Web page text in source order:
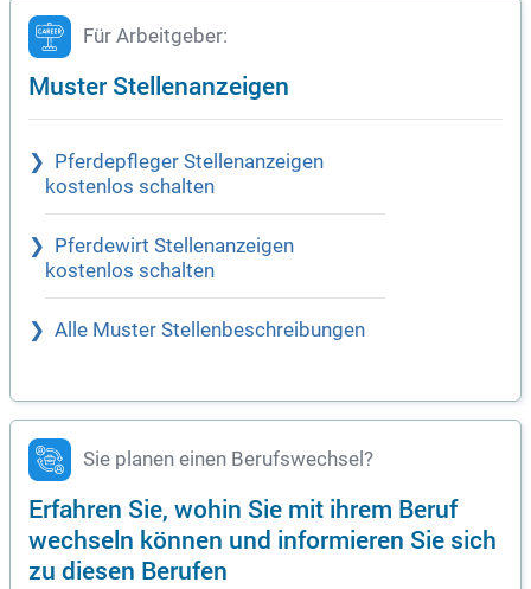
Für Arbeitgeber:
Muster Stellenanzeigen
Pferdepfleger Stellenanzeigen
kostenlos schalten
Pferdewirt Stellenanzeigen
kostenlos schalten
Alle Muster Stellenbeschreibungen
Sie planen einen Berufswechsel?
Erfahren Sie, wohin Sie mit ihrem Beruf
wechseln können und informieren Sie sich
zu diesen Berufen